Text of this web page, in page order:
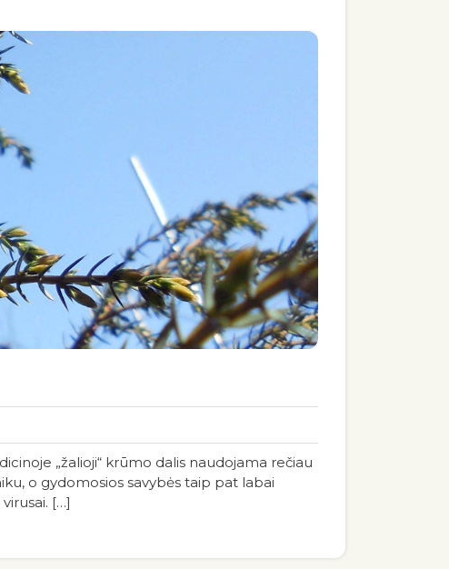
„žalioji“ krūmo dalis naudojama rečiau
o gydomosios savybės taip pat labai
[…]